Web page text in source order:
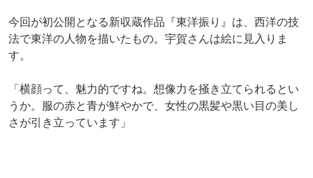
今回が初公開となる新収蔵作品『東洋振り』は、西洋の技
法で東洋の人物を描いたもの。宇賀さんは絵に見入りま
す。
「横顔って、魅力的ですね。想像力を掻き立てられるとい
うか。服の赤と青が鮮やかで、女性の黒髪や黒い目の美し
さが引き立っています」